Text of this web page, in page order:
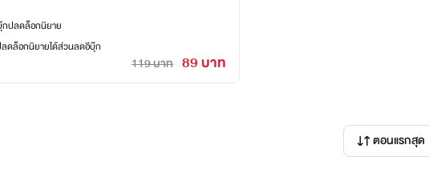
กปลดล็อกนิยาย
ดล็อกนิยายได้ส่วนลดอีบุ๊ก
119 บาท 89 บาท
ตอนแรกสุด